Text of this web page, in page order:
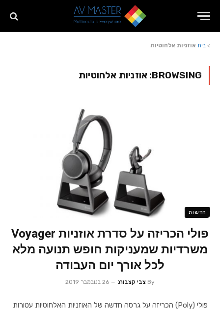
> בית אוזניות אלחוטיות
BROWSING: אוזניות אלחוטיות
חדשות
פולי הכריזה על סדרת אוזניות Voyager
משרדיות שמעניקות חופש תנועה מלא
לכל אורך יום העבודה
By צבי קצבורג 26 בנובמבר 2019
פולי (Poly) הכריזה על גרסה חדשה של האוזניות האלחוטיות עטורות